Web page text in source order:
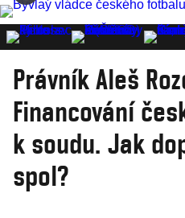
Právník Aleš
Financování
k soudu. Jak
spol?